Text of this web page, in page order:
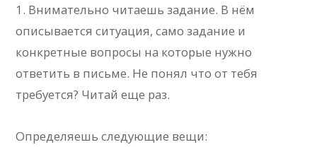
1. Внимательно читаешь задание. В нём
описывается ситуация, само задание и
конкретные вопросы на которые нужно
ответить в письме. Не понял что от тебя
требуется? Читай еще раз.
Определяешь следующие вещи: